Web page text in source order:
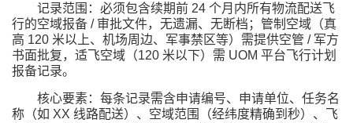
记录范围：必须包含续期前 24 个月内所有物流配送飞
行的空域报备 / 审批文件，无遗漏、无断档；管制空域（真
高 120 米以上、机场周边、军事禁区等）需提供空管 / 军方
书面批复，适飞空域（120 米以下）需 UOM 平台飞行计划
报备记录。
核心要素：每条记录需含申请编号、申请单位、任务名
称（如 XX 线路配送）、空域范围（经纬度精确到秒）、飞